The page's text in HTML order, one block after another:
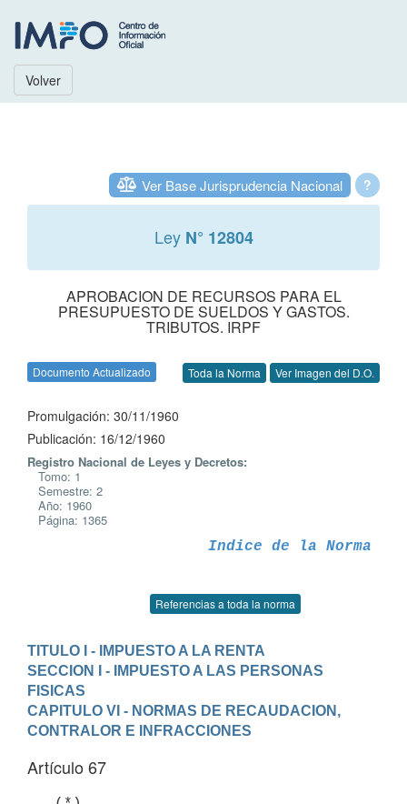
Volver
?
Ver Base Jurisprudencia Nacional
Ley N° 12804
APROBACION DE RECURSOS PARA EL
PRESUPUESTO DE SUELDOS Y GASTOS.
TRIBUTOS. IRPF
Documento Actualizado Toda la Norma Ver Imagen del D.O.
Promulgación: 30/11/1960
Publicación: 16/12/1960
Registro Nacional de Leyes y Decretos:
Tomo: 1
Semestre: 2
Año: 1960
Página: 1365
Indice de la Norma
Referencias a toda la norma
TITULO I - IMPUESTO A LA RENTA
SECCION I - IMPUESTO A LAS PERSONAS
FISICAS
CAPITULO VI - NORMAS DE RECAUDACION,
CONTRALOR E INFRACCIONES
Artículo 67